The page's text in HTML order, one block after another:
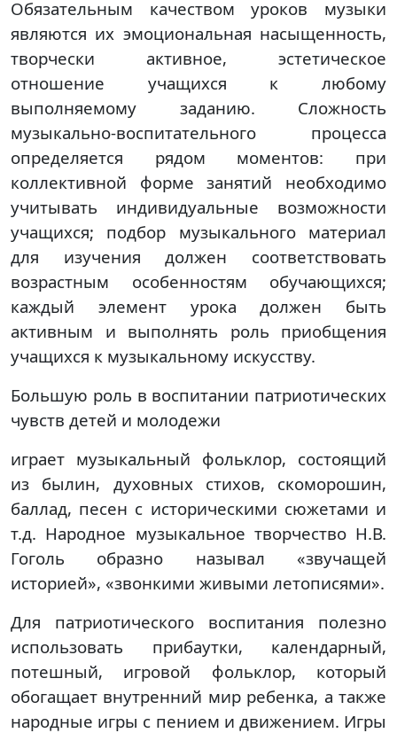
Обязательным качеством уроков музыки
являются их эмоциональная насыщенность,
творчески активное, эстетическое
отношение учащихся к любому
выполняемому заданию. Сложность
музыкально-воспитательного процесса
определяется рядом моментов: при
коллективной форме занятий необходимо
учитывать индивидуальные возможности
учащихся; подбор музыкального материал
для изучения должен соответствовать
возрастным особенностям обучающихся;
каждый элемент урока должен быть
активным и выполнять роль приобщения
учащихся к музыкальному искусству.
Большую роль в воспитании патриотических
чувств детей и молодежи
играет музыкальный фольклор, состоящий
из былин, духовных стихов, скоморошин,
баллад, песен с историческими сюжетами и
т.д. Народное музыкальное творчество Н.В.
Гоголь образно называл «звучащей
историей», «звонкими живыми летописями».
Для патриотического воспитания полезно
использовать прибаутки, календарный,
потешный, игровой фольклор, который
обогащает внутренний мир ребенка, а также
народные игры с пением и движением. Игры